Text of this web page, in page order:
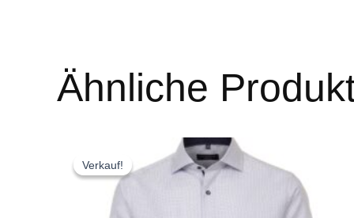
Ähnliche
Verkauf!
Verkauf!
Ursprünglicher
Preis
war:
€ 80,28
Preis
Produkt
weist
mehrere